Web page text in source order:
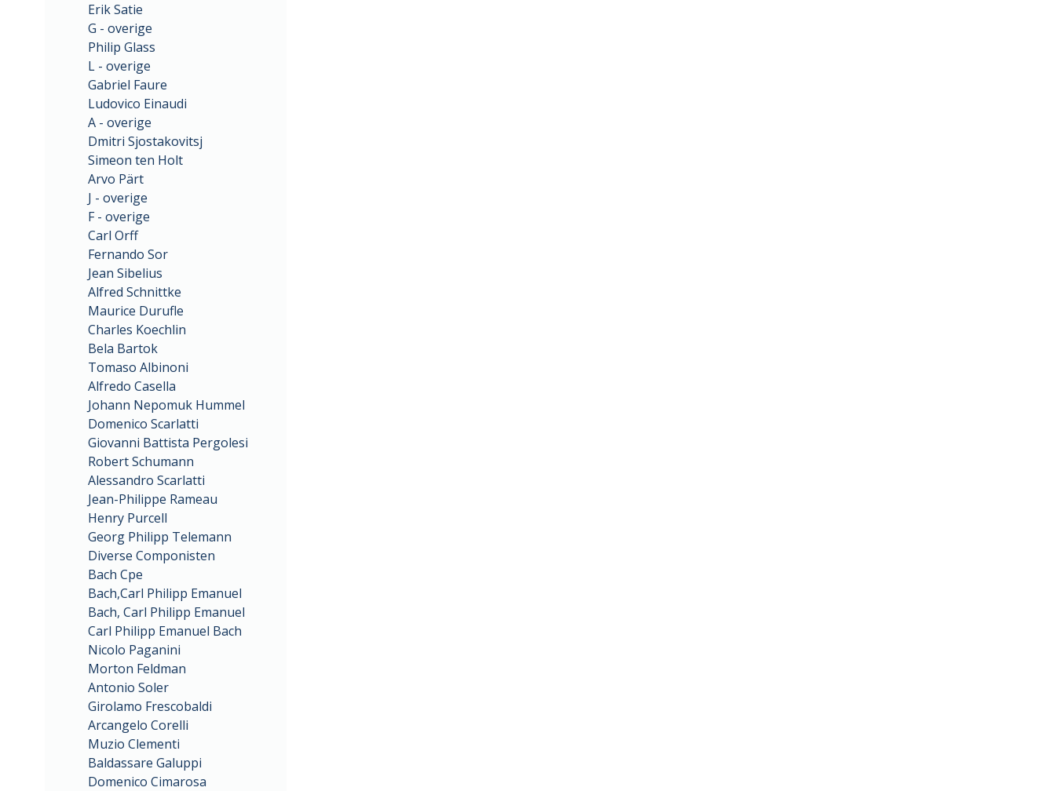
Erik Satie
G - overige
Philip Glass
L - overige
Gabriel Faure
Ludovico Einaudi
A - overige
Dmitri Sjostakovitsj
Simeon ten Holt
Arvo Pärt
J - overige
F - overige
Carl Orff
Fernando Sor
Jean Sibelius
Alfred Schnittke
Maurice Durufle
Charles Koechlin
Bela Bartok
Tomaso Albinoni
Alfredo Casella
Johann Nepomuk Hummel
Domenico Scarlatti
Giovanni Battista Pergolesi
Robert Schumann
Alessandro Scarlatti
Jean-Philippe Rameau
Henry Purcell
Georg Philipp Telemann
Diverse Componisten
Bach Cpe
Bach,Carl Philipp Emanuel
Bach, Carl Philipp Emanuel
Carl Philipp Emanuel Bach
Nicolo Paganini
Morton Feldman
Antonio Soler
Girolamo Frescobaldi
Arcangelo Corelli
Muzio Clementi
Baldassare Galuppi
Domenico Cimarosa